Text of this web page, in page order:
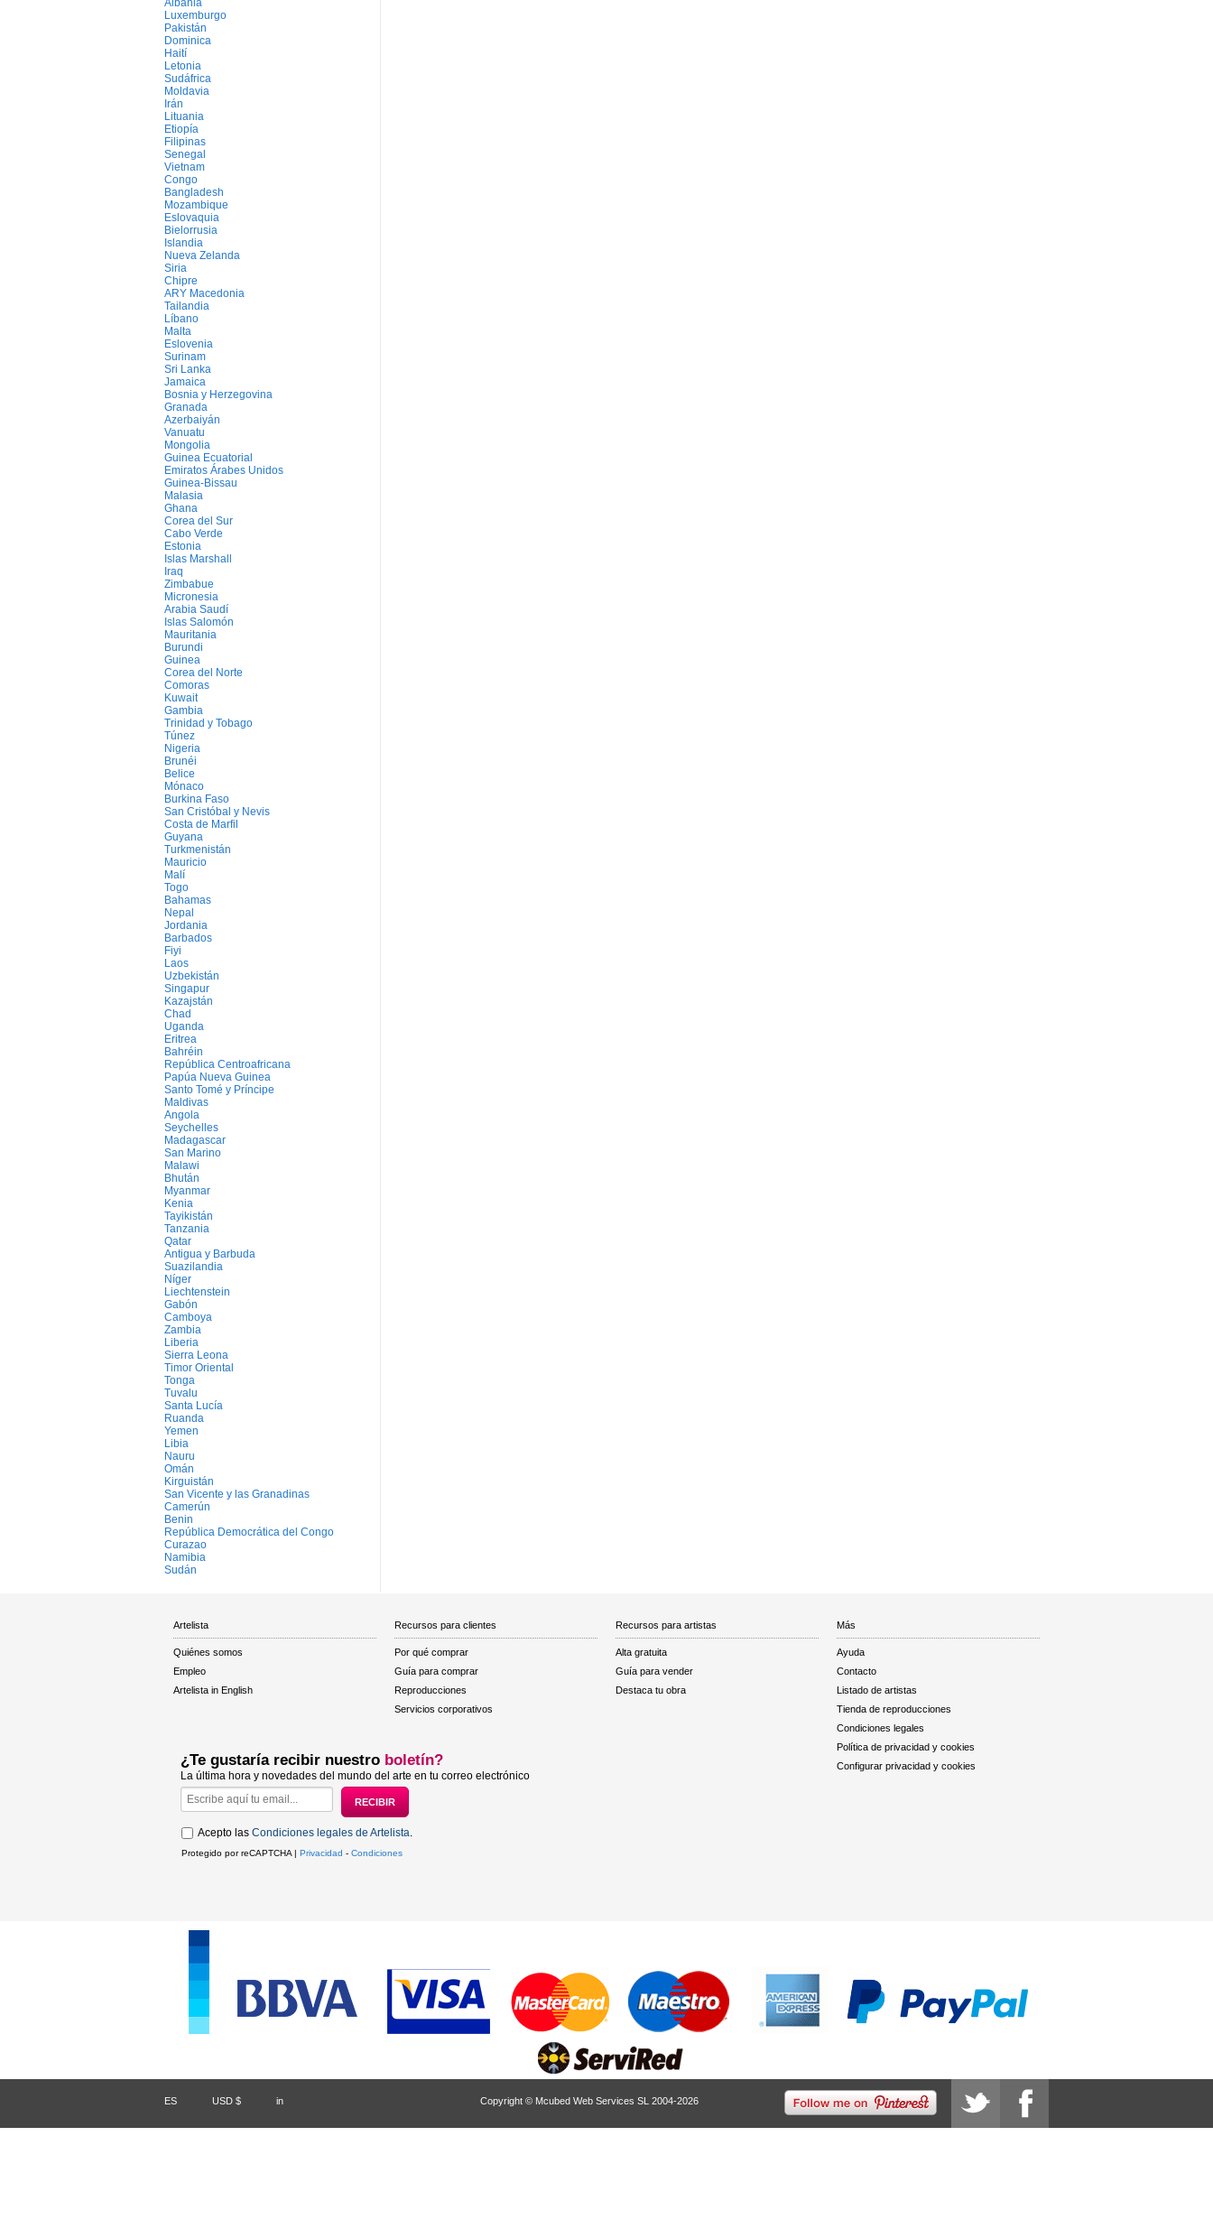
Albania
Luxemburgo
Pakistán
Dominica
Haití
Letonia
Sudáfrica
Moldavia
Irán
Lituania
Etiopía
Filipinas
Senegal
Vietnam
Congo
Bangladesh
Mozambique
Eslovaquia
Bielorrusia
Islandia
Nueva Zelanda
Siria
Chipre
ARY Macedonia
Tailandia
Líbano
Malta
Eslovenia
Surinam
Sri Lanka
Jamaica
Bosnia y Herzegovina
Granada
Azerbaiyán
Vanuatu
Mongolia
Guinea Ecuatorial
Emiratos Árabes Unidos
Guinea-Bissau
Malasia
Ghana
Corea del Sur
Cabo Verde
Estonia
Islas Marshall
Iraq
Zimbabue
Micronesia
Arabia Saudí
Islas Salomón
Mauritania
Burundi
Guinea
Corea del Norte
Comoras
Kuwait
Gambia
Trinidad y Tobago
Túnez
Nigeria
Brunéi
Belice
Mónaco
Burkina Faso
San Cristóbal y Nevis
Costa de Marfil
Guyana
Turkmenistán
Mauricio
Malí
Togo
Bahamas
Nepal
Jordania
Barbados
Fiyi
Laos
Uzbekistán
Singapur
Kazajstán
Chad
Uganda
Eritrea
Bahréin
República Centroafricana
Papúa Nueva Guinea
Santo Tomé y Príncipe
Maldivas
Angola
Seychelles
Madagascar
San Marino
Malawi
Bhután
Myanmar
Kenia
Tayikistán
Tanzania
Qatar
Antigua y Barbuda
Suazilandia
Níger
Liechtenstein
Gabón
Camboya
Zambia
Liberia
Sierra Leona
Timor Oriental
Tonga
Tuvalu
Santa Lucía
Ruanda
Yemen
Libia
Nauru
Omán
Kirguistán
San Vicente y las Granadinas
Camerún
Benin
República Democrática del Congo
Curazao
Namibia
Sudán
Artelista
Quiénes somos
Empleo
Artelista in English
Recursos para clientes
Por qué comprar
Guía para comprar
Reproducciones
Servicios corporativos
Recursos para artistas
Alta gratuita
Guía para vender
Destaca tu obra
Más
Ayuda
Contacto
Listado de artistas
Tienda de reproducciones
Condiciones legales
Política de privacidad y cookies
Configurar privacidad y cookies
¿Te gustaría recibir nuestro boletín?
La última hora y novedades del mundo del arte en tu correo electrónico
Acepto las Condiciones legales de Artelista.
Protegido por reCAPTCHA | Privacidad - Condiciones
ES USD $ in Copyright © Mcubed Web Services SL 2004-2026